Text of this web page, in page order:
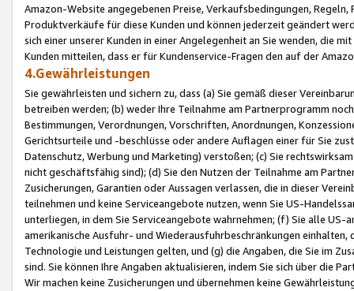
Amazon-Website angegebenen Preise, Verkaufsbedingungen,
Produktverkäufe für diese Kunden und können jederzeit geändert
sich einer unserer Kunden in einer Angelegenheit an Sie wenden, die
Kunden mitteilen, dass er für Kundenservice-Fragen den auf der
4.Gewährleistungen
Sie gewährleisten und sichern zu, dass (a) Sie gemäß dieser
betreiben werden; (b) weder Ihre Teilnahme am Partnerprogramm
Bestimmungen, Verordnungen, Vorschriften, Anordnungen,
Gerichtsurteile und -beschlüsse oder andere Auflagen einer für Sie
Datenschutz, Werbung und Marketing) verstoßen; (c) Sie
nicht geschäftsfähig sind); (d) Sie den Nutzen der Teilnahme am
Zusicherungen, Garantien oder Aussagen verlassen, die in dieser
teilnehmen und keine Serviceangebote nutzen, wenn Sie US-
unterliegen, in dem Sie Serviceangebote wahrnehmen; (f) Sie alle
amerikanische Ausfuhr- und Wiederausfuhrbeschränkungen
Technologie und Leistungen gelten, und (g) die Angaben, die Sie im
sind. Sie können Ihre Angaben aktualisieren, indem Sie sich über die
Wir machen keine Zusicherungen und übernehmen keine